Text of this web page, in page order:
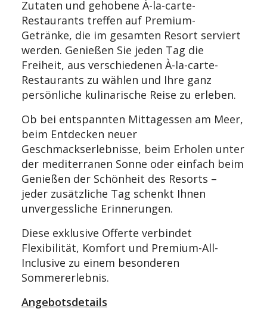
Zutaten und gehobene À-la-carte-
Restaurants treffen auf Premium-
Getränke, die im gesamten Resort serviert
werden. Genießen Sie jeden Tag die
Freiheit, aus verschiedenen À-la-carte-
Restaurants zu wählen und Ihre ganz
persönliche kulinarische Reise zu erleben.
Ob bei entspannten Mittagessen am Meer,
beim Entdecken neuer
Geschmackserlebnisse, beim Erholen unter
der mediterranen Sonne oder einfach beim
Genießen der Schönheit des Resorts –
jeder zusätzliche Tag schenkt Ihnen
unvergessliche Erinnerungen.
Diese exklusive Offerte verbindet
Flexibilität, Komfort und Premium-All-
Inclusive zu einem besonderen
Sommererlebnis.
Angebotsdetails